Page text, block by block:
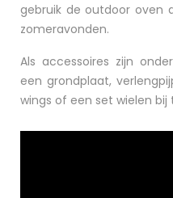
gebruik de outdoor oven
zomeravonden.
Als accessoires zijn
een grondplaat,
wings of een set wielen bij